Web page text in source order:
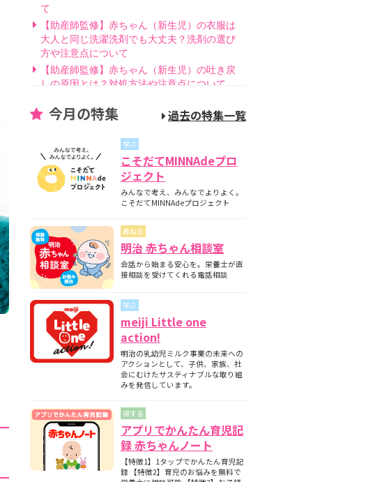
て
【助産師監修】赤ちゃん（新生児）の衣服は
大人と同じ洗濯洗剤でも大丈夫？洗剤の選び
方や注意点について
【助産師監修】赤ちゃん（新生児）の吐き戻
しの原因とは？対処方法や注意点について
げ方とは？授乳方法やポイントについて
要？煮沸・電子レンジの違いも紹介
【医師監修】新生児の成長曲線とは？成長曲
線を下回るときの対策について
【医師監修】赤ちゃん（新生児）が便秘？原
因と家庭でできる解消方法、受診の目安につ
【助産師監修】離乳食の進め方とは？月齢
別・隔週のスケジュールやNG食材について
【助産師監修】離乳食はいつから始める？目
安時期と月齢別の離乳食の内容について
【医師監修】フォローアップミルクとは？母
乳やミルクとの違いについて
【看護師監修】フォローアップミルクはいつ
から始める？切り替えの目安と必要性を解説
【看護師監修】フォローアップミルクはいつ
まで飲ませる？タイミングの目安と注意点
今月の特集 過去の特集一覧
学ぶ
こそだてMINNAdeプロ
ジェクト
みんなで考え、みんなでよりよく。
こそだてMINNAdeプロジェクト
尋ねる
明治 赤ちゃん相談室
会話から始まる安心を。栄養士が直
接相談を受けてくれる電話相談
学ぶ
meiji Little one
action!
明治の乳幼児ミルク事業の未来への
アクションとして、子供、家族、社
会にむけたサスティナブルな取り組
みを発信しています。
得する
アプリでかんたん育児記
録 赤ちゃんノート
【特徴1】1タップでかんたん育児記
録 【特徴2】育児のお悩みを無料で